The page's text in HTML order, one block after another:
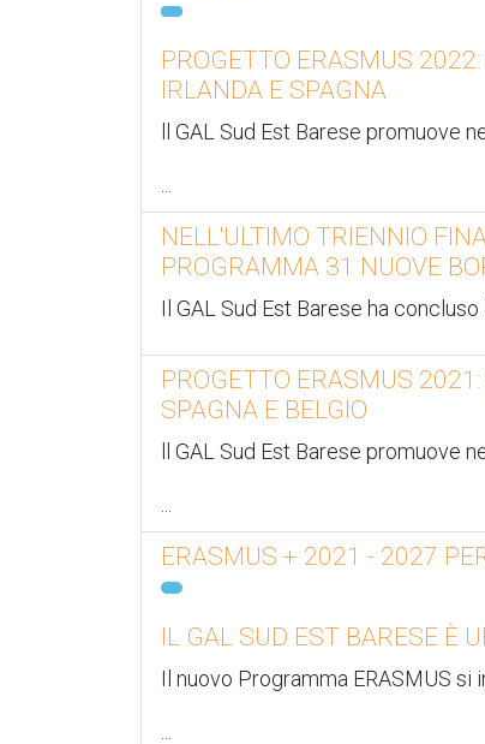
PROGETTO ERASMUS
IRLANDA E SPAGNA
ll GAL Sud Est Barese promuove
...
NELL'ULTIMO TRIENNIO
PROGRAMMA 31 NUOVE
Il GAL Sud Est Barese ha
PROGETTO ERASMUS
SPAGNA E BELGIO
ll GAL Sud Est Barese promuove
...
ERASMUS + 2021 - 2027
IL GAL SUD EST BARESE È
Il nuovo Programma ERASMUS